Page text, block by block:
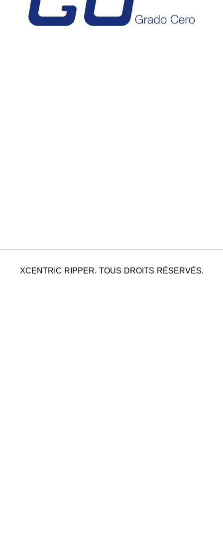
XCENTRIC RIPPER. TOUS DROITS RÉSERVÉS.